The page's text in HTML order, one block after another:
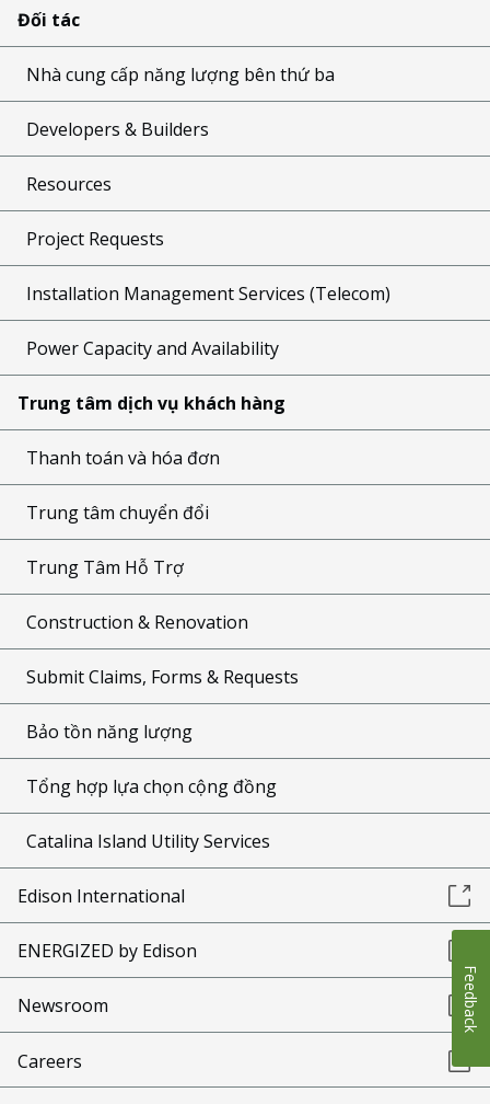
Đối tác
Nhà cung cấp năng lượng bên thứ ba
Developers & Builders
Resources
Project Requests
Installation Management Services (Telecom)
Power Capacity and Availability
Trung tâm dịch vụ khách hàng
Thanh toán và hóa đơn
Trung tâm chuyển đổi
Trung Tâm Hỗ Trợ
Construction & Renovation
Submit Claims, Forms & Requests
Bảo tồn năng lượng
Tổng hợp lựa chọn cộng đồng
Catalina Island Utility Services
Edison International
ENERGIZED by Edison
Newsroom
Careers
Feedback